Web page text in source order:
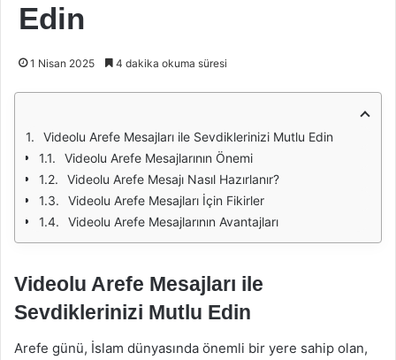
Edin
1 Nisan 2025 4 dakika okuma süresi
Videolu Arefe Mesajları ile Sevdiklerinizi Mutlu Edin
Videolu Arefe Mesajlarının Önemi
Videolu Arefe Mesajı Nasıl Hazırlanır?
Videolu Arefe Mesajları İçin Fikirler
Videolu Arefe Mesajlarının Avantajları
Videolu Arefe Mesajları ile
Sevdiklerinizi Mutlu Edin
Arefe günü, İslam dünyasında önemli bir yere sahip olan,